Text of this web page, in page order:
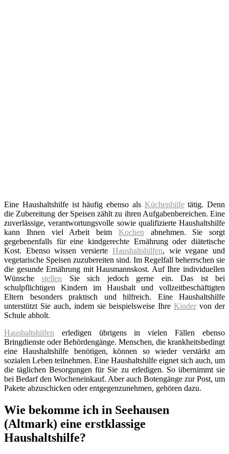
Eine Haushaltshilfe ist häufig ebenso als Küchenhilfetätig. Denn
die Zubereitung der Speisen zählt zu ihren Aufgabenbereichen. Eine
zuverlässige, verantwortungsvolle sowie qualifizierte Haushaltshilfe
kann Ihnen viel Arbeit beim Kochen abnehmen. Sie sorgt
gegebenenfalls für eine kindgerechte Ernährung oder diätetische
Kost. Ebenso wissen versierte Haushaltshilfen, wie vegane und
vegetarische Speisen zuzubereiten sind. Im Regelfall beherrschen sie
die gesunde Ernährung mit Hausmannskost. Auf Ihre individuellen
Wünschestellen Sie sich jedoch gerne ein. Das ist bei
schulpflichtigen Kindern im Haushalt und vollzeitbeschäftigten
Eltern besonders praktisch und hilfreich. Eine Haushaltshilfe
unterstützt Sie auch, indem sie beispielsweise Ihre Kinder von der
Schule abholt.
Haushaltshilfen erledigen übrigens in vielen Fällen ebenso
Bringdienste oder Behördengänge. Menschen, die krankheitsbedingt
eine Haushaltshilfe benötigen, können so wieder verstärkt am
sozialen Leben teilnehmen. Eine Haushaltshilfe eignet sich auch, um
die täglichen Besorgungen für Sie zu erledigen. So übernimmt sie
bei Bedarf den Wocheneinkauf. Aber auch Botengänge zur Post, um
Pakete abzuschicken oder entgegenzunehmen, gehören dazu.
Wie bekomme ich in Seehausen
(Altmark) eine erstklassige
Haushaltshilfe?